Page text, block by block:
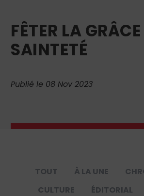
FÊTER LA
SAINTETÉ
Publié le 08 Nov 2023
TOUT À LA UNE
CULTURE
ÉDITORIAL